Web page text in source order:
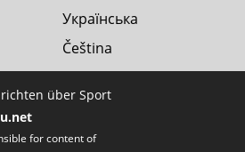
Українська
Čeština
über Sport
for content of